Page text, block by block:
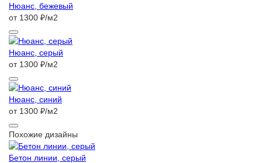
Нюанс, бежевый
от 1300 ₽/м2
Нюанс, серый
от 1300 ₽/м2
Нюанс, синий
от 1300 ₽/м2
Похожие дизайны
Бетон линии, серый